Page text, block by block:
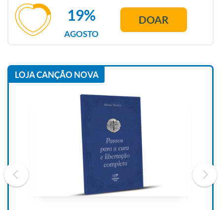
AGOSTO
19% DOAR
LOJA CANÇÃO NOVA